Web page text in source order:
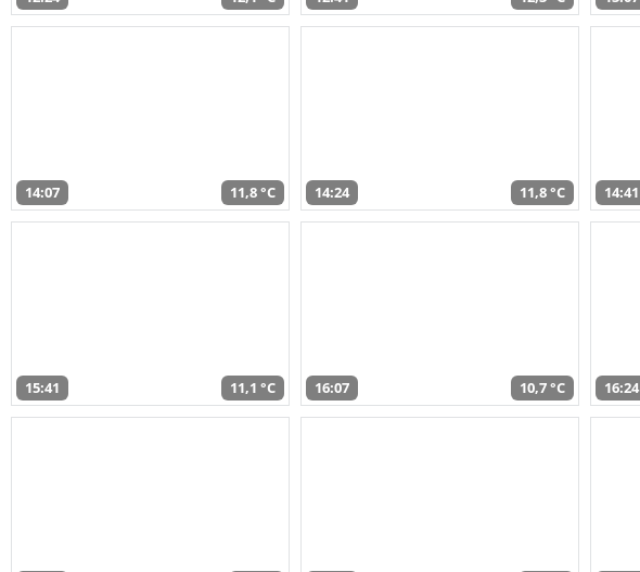
14:07 11,8 °C 14:24 11,8 °C 14:41
15:41 11,1 °C 16:07 10,7 °C 16:24